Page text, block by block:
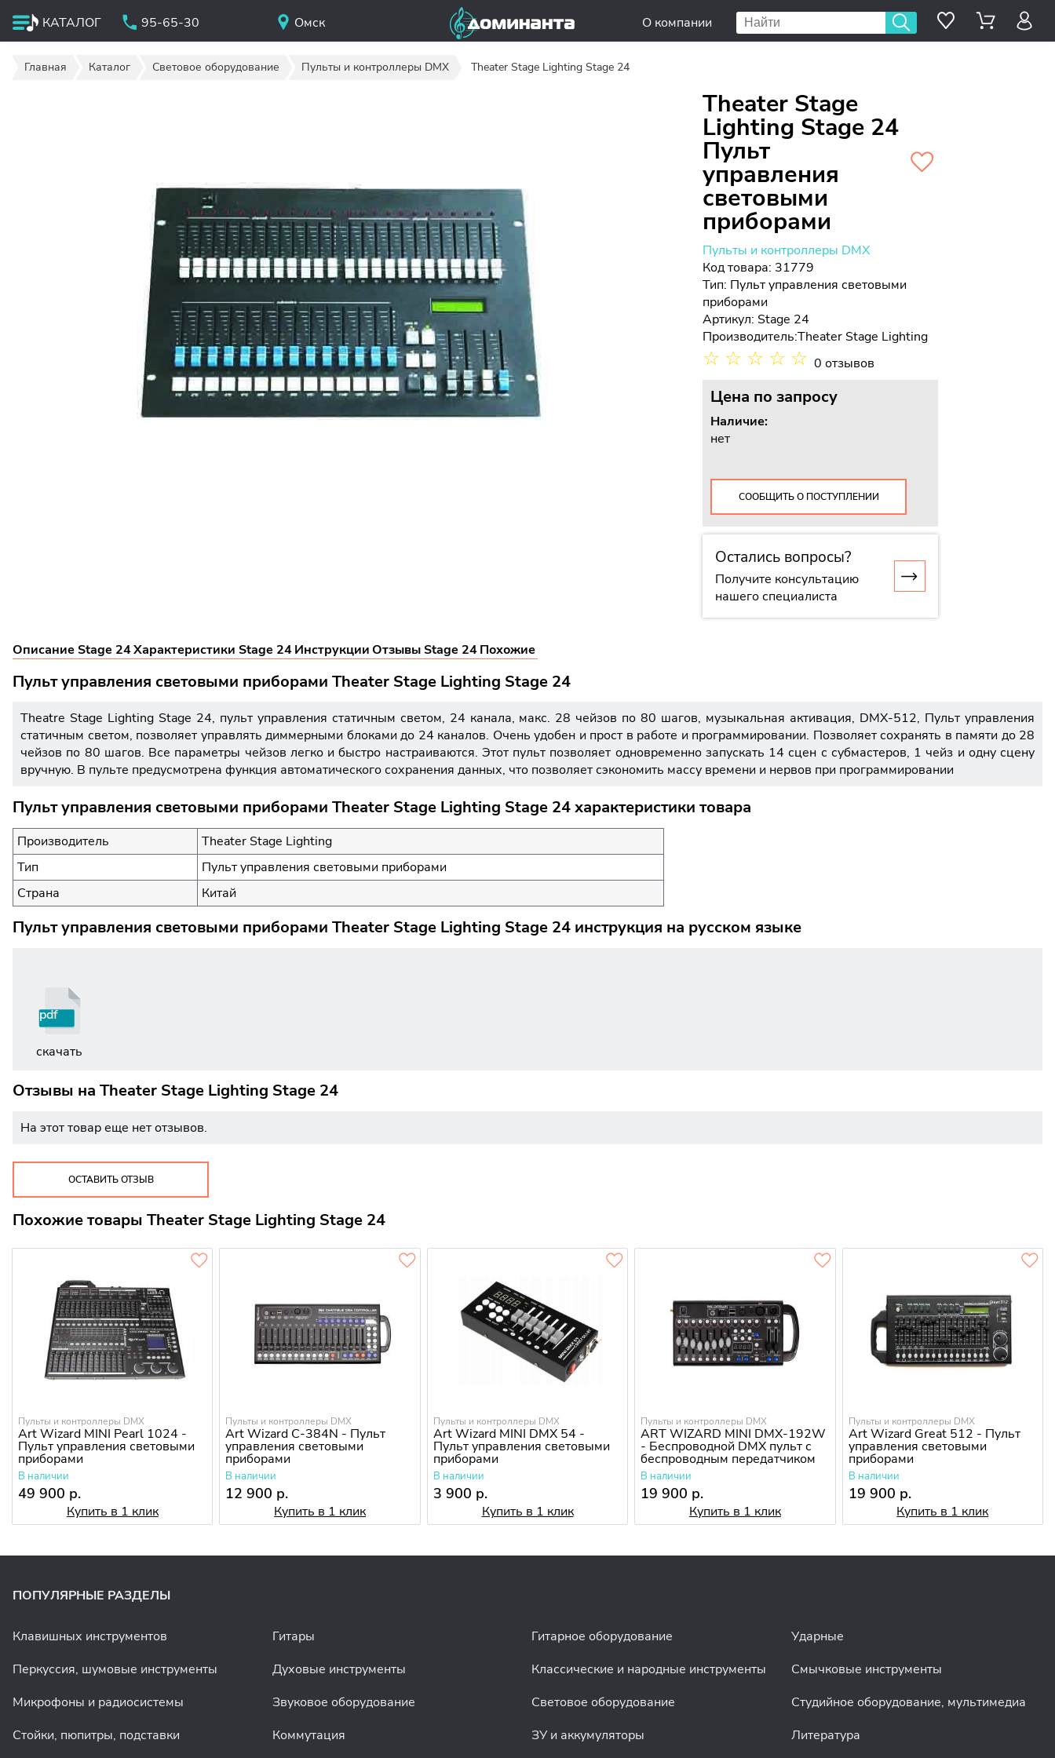
КАТАЛОГ 95-65-30 Омск О компании
Главная Каталог Световое оборудование Пульты и контроллеры DMX Theater Stage Lighting Stage 24
Theater Stage
Lighting Stage 24
Пульт
управления
световыми
приборами
Пульты и контроллеры DMX
Код товара: 31779
Тип: Пульт управления световыми
приборами
Артикул: Stage 24
Производитель:Theater Stage Lighting
☆ ☆ ☆ ☆ ☆ 0 отзывов
Цена по запросу
Наличие:
нет
СООБЩИТЬ О ПОСТУПЛЕНИИ
Остались вопросы?
Получите консультацию
нашего специалиста
Описание Stage 24Характеристики Stage 24ИнструкцииОтзывы Stage 24Похожие
Пульт управления световыми приборами Theater Stage Lighting Stage 24
Theatre Stage Lighting Stage 24, пульт управления статичным светом, 24 канала, макс. 28 чейзов по 80 шагов, музыкальная активация, DMX-512, Пульт управления
статичным светом, позволяет управлять диммерными блоками до 24 каналов. Очень удобен и прост в работе и программировании. Позволяет сохранять в памяти до 28
чейзов по 80 шагов. Все параметры чейзов легко и быстро настраиваются. Этот пульт позволяет одновременно запускать 14 сцен с субмастеров, 1 чейз и одну сцену
вручную. В пульте предусмотрена функция автоматического сохранения данных, что позволяет сэкономить массу времени и нервов при программировании
Пульт управления световыми приборами Theater Stage Lighting Stage 24 характеристики товара
Производитель
Theater Stage Lighting
Тип
Пульт управления световыми приборами
Страна
Китай
Пульт управления световыми приборами Theater Stage Lighting Stage 24 инструкция на русском языке
pdf
скачать
Отзывы на Theater Stage Lighting Stage 24
На этот товар еще нет отзывов.
ОСТАВИТЬ ОТЗЫВ
Похожие товары Theater Stage Lighting Stage 24
Пульты и контроллеры DMX
Art Wizard MINI Pearl 1024 -
Пульт управления световыми
приборами
В наличии
49 900 р.
Купить в 1 клик
Пульты и контроллеры DMX
Art Wizard C-384N - Пульт
управления световыми
приборами
В наличии
12 900 р.
Купить в 1 клик
Пульты и контроллеры DMX
Art Wizard MINI DMX 54 -
Пульт управления световыми
приборами
В наличии
3 900 р.
Купить в 1 клик
Пульты и контроллеры DMX
ART WIZARD MINI DMX-192W
- Беспроводной DMX пульт с
беспроводным передатчиком
DMX-сигнала 2,4 гГц
В наличии
19 900 р.
Купить в 1 клик
Пульты и контроллеры DMX
Art Wizard Great 512 - Пульт
управления световыми
приборами
В наличии
19 900 р.
Купить в 1 клик
ПОПУЛЯРНЫЕ РАЗДЕЛЫ
Клавишных инструментов Гитары Гитарное оборудование
Ударные
Перкуссия, шумовые инструменты
Духовые инструменты Классические и народные инструменты
Смычковые инструменты
Микрофоны и радиосистемы
Звуковое оборудование Световое оборудование
Студийное оборудование, мультимедиа
Стойки, пюпитры, подставки
Коммутация ЗУ и аккумуляторы Литература